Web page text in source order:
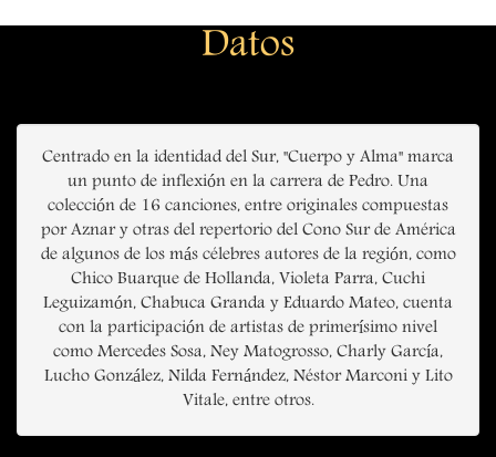
Datos
Centrado en la identidad del Sur, "Cuerpo y Alma" marca
un punto de inflexión en la carrera de Pedro. Una
colección de 16 canciones, entre originales compuestas
por Aznar y otras del repertorio del Cono Sur de América
de algunos de los más célebres autores de la región, como
Chico Buarque de Hollanda, Violeta Parra, Cuchi
Leguizamón, Chabuca Granda y Eduardo Mateo, cuenta
con la participación de artistas de primerísimo nivel
como Mercedes Sosa, Ney Matogrosso, Charly García,
Lucho González, Nilda Fernández, Néstor Marconi y Lito
Vitale, entre otros.